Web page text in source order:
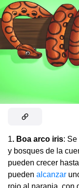
1. Boa arco iris:
y bosques de la
pueden crecer
pueden alcanzar
rojo al naranja, con